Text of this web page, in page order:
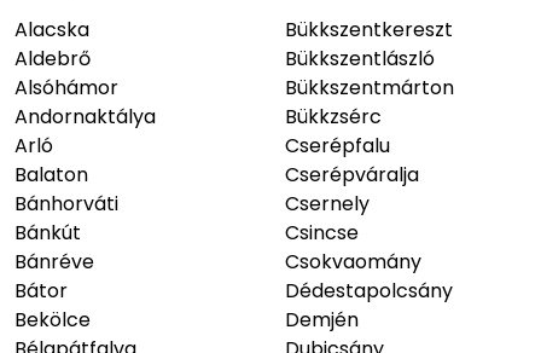
Alacska
Aldebrő
Alsóhámor
Andornaktálya
Arló
Balaton
Bánhorváti
Bánkút
Bánréve
Bátor
Bekölce
Bükkszentkereszt
Bükkszentlászló
Bükkszentmárton
Bükkzsérc
Cserépfalu
Cserépváralja
Csernely
Csincse
Csokvaomány
Dédestapolcsány
Demjén